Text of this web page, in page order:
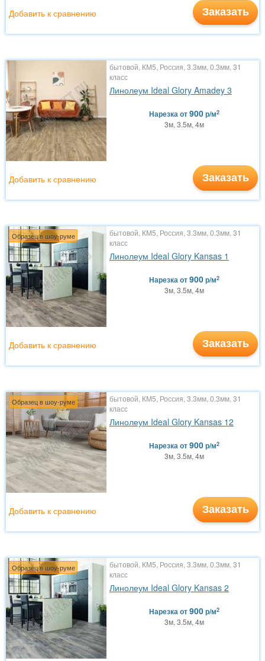
Заказать
Добавить к сравнению
бытовой, КМ5, Россия, 3.3мм, 0.3мм, 31
класс
Линолеум Ideal Glory Amadey 3
Нарезкаот900р/м2
3м, 3.5м, 4м
Заказать
Добавить к сравнению
Образец в шоу-руме
бытовой, КМ5, Россия, 3.3мм, 0.3мм, 31
класс
Линолеум Ideal Glory Kansas 1
Нарезкаот900р/м2
3м, 3.5м, 4м
Заказать
Добавить к сравнению
Образец в шоу-руме
бытовой, КМ5, Россия, 3.3мм, 0.3мм, 31
класс
Линолеум Ideal Glory Kansas 12
Нарезкаот900р/м2
3м, 3.5м, 4м
Заказать
Добавить к сравнению
Образец в шоу-руме
бытовой, КМ5, Россия, 3.3мм, 0.3мм, 31
класс
Линолеум Ideal Glory Kansas 2
Нарезкаот900р/м2
3м, 3.5м, 4м